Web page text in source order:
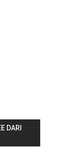
DARI